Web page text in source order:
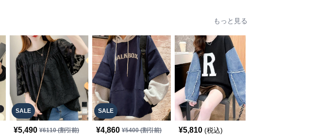
もっと見る
SALE
¥5,490 ¥6110(割引前)
SALE
¥4,860 ¥5400(割引前) ¥5,810 (税込)